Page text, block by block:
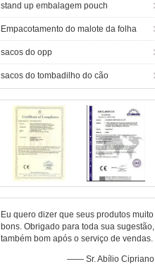
stand up embalagem pouch
Empacotamento do malote da folha
sacos do opp
sacos do tombadilho do cão
Eu quero dizer que seus produtos muito
bons. Obrigado para toda sua sugestão,
também bom após o serviço de vendas.
—— Sr. Abílio Cipriano